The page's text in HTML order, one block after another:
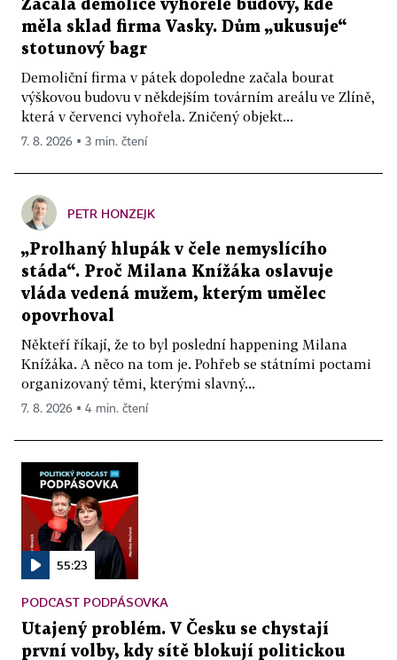
Začala demolice vyhořelé budovy, kde
měla sklad firma Vasky. Dům „ukusuje“
stotunový bagr
Demoliční firma v pátek dopoledne začala bourat
výškovou budovu v někdejším továrním areálu ve Zlíně,
která v červenci vyhořela. Zničený objekt...
7. 8. 2026 ▪ 3 min. čtení
PETR HONZEJK
„Prolhaný hlupák v čele nemyslícího
stáda“. Proč Milana Knížáka oslavuje
vláda vedená mužem, kterým umělec
opovrhoval
Někteří říkají, že to byl poslední happening Milana
Knížáka. A něco na tom je. Pohřeb se státními poctami
organizovaný těmi, kterými slavný...
7. 8. 2026 ▪ 4 min. čtení
55:23
PODCAST PODPÁSOVKA
Utajený problém. V Česku se chystají
první volby, kdy sítě blokují politickou